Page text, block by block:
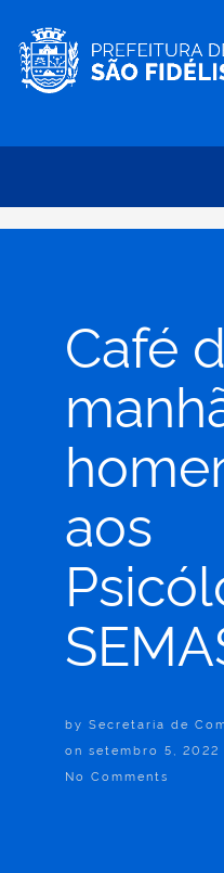
Café
aos
by Secretaria de
on setembro 5, 2022
No Comments